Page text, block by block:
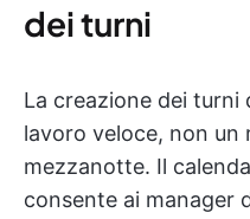
dei turni
La creazione dei turni
lavoro veloce, non un
mezzanotte. Il
consente ai manager